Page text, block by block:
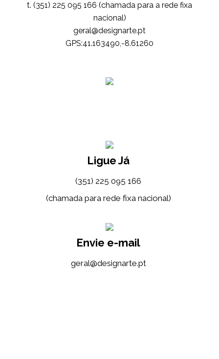
t. (351) 225 095 166 (chamada para a rede fixa
nacional)
tp.etrangised@lareg
GPS:41.163490,-8.61260
Ligue Já
(351) 225 095 166
(chamada para rede fixa nacional)
Envie e-mail
tp.etrangised@lareg